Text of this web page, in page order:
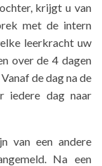
krijgt u van
met de intern
leerkracht uw
over de 4 dagen
de dag na de
iedere dag naar
van een andere
Na een